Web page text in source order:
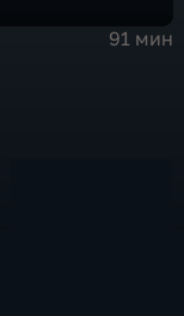
91 мин